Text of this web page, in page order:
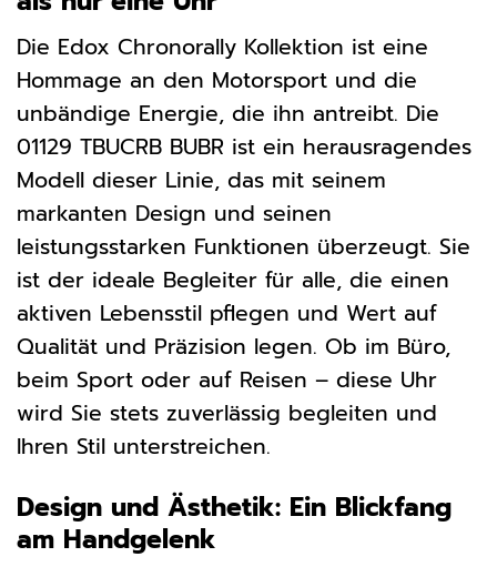
Die Edox Chronorally Kollektion ist eine
Hommage an den Motorsport und die
unbändige Energie, die ihn antreibt. Die
01129 TBUCRB BUBR ist ein herausragendes
Modell dieser Linie, das mit seinem
markanten Design und seinen
leistungsstarken Funktionen überzeugt. Sie
ist der ideale Begleiter für alle, die einen
aktiven Lebensstil pflegen und Wert auf
Qualität und Präzision legen. Ob im Büro,
beim Sport oder auf Reisen – diese Uhr
wird Sie stets zuverlässig begleiten und
Ihren Stil unterstreichen.
Design und Ästhetik: Ein Blickfang
am Handgelenk